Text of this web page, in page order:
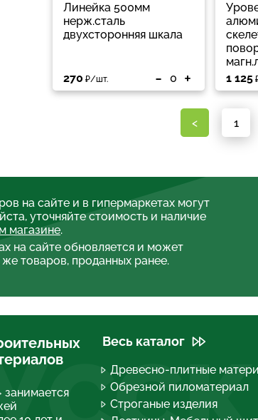
Линейка 500мм
нерж.сталь
двухсторонняя шкала
270 ₽/шт. - +
1 125
< 1
на сайте и в гипермаркетах могут
уточняйте стоимость и наличие
магазине.
на сайте обновляется и может
же товаров, проданных ранее.
Весь каталог
Древесно-плитные
Обрезной пиломатериал
Строганые изделия